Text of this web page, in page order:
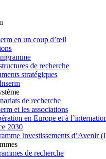
en un coup d’œil
de recherche
stratégiques
de recherche
et les associations
en Europe et à
2030
Investissements d’Avenir
de recherche